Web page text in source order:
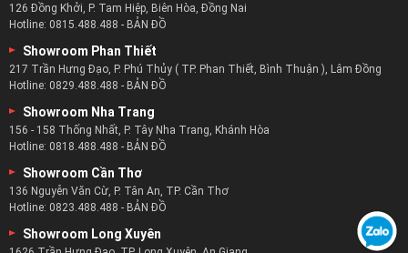
126 Đồng Khởi, P. Tam Hiệp, Biên Hòa, Đồng Nai
Hotline: 0815.488.488 - BẢN ĐỒ
Showroom Phan Thiết
217 Trần Hưng Đạo, P. Phú Thủy ( TP. Phan Thiết, Bình Thuận ), Lâm Đồng
Hotline: 0829.488.488 - BẢN ĐỒ
Showroom Nha Trang
156 - 158 Thống Nhất, P. Tây Nha Trang, Khánh Hòa
Hotline: 0818.488.488 - BẢN ĐỒ
Showroom Cần Thơ
136 Nguyễn Văn Cừ, P. Tân An, TP. Cần Thơ
Hotline: 0823.488.488 - BẢN ĐỒ
Showroom Long Xuyên